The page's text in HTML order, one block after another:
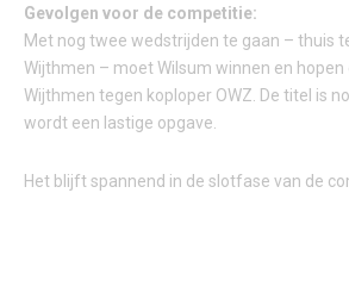
Gevolgen voor de competitie:
Met nog twee wedstrijden te gaan – thuis
Wijthmen – moet Wilsum winnen en hopen
Wijthmen tegen koploper OWZ. De titel is
wordt een lastige opgave.
Het blijft spannend in de slotfase van de